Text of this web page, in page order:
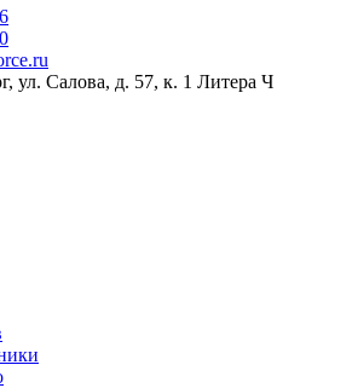
ул. Салова, д. 57, к. 1 Литера Ч